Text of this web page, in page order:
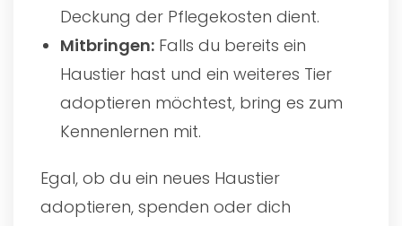
Deckung der Pflegekosten dient.
Mitbringen: Falls du bereits ein
Haustier hast und ein weiteres Tier
adoptieren möchtest, bring es zum
Kennenlernen mit.
Egal, ob du ein neues Haustier
adoptieren, spenden oder dich